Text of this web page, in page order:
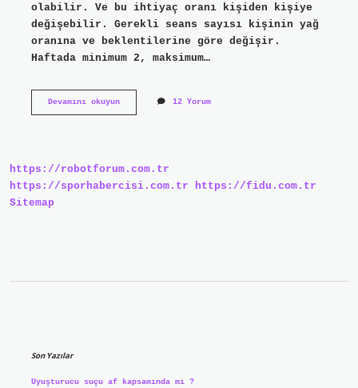
olabilir. Ve bu ihtiyaç oranı kişiden kişiye
değişebilir. Gerekli seans sayısı kişinin yağ
oranına ve beklentilerine göre değişir.
Haftada minimum 2, maksimum…
Devamını okuyunSıkılaşma
12 Yorum
https://robotforum.com.tr
https://sporhabercisi.com.tr
https://fidu.com.tr
Sitemap
Son Yazılar
Uyuşturucu suçu af kapsamında mı ?